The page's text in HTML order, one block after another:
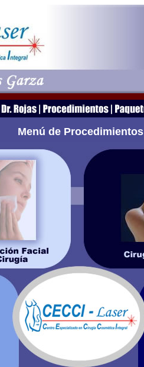
Menú de Procedimientos